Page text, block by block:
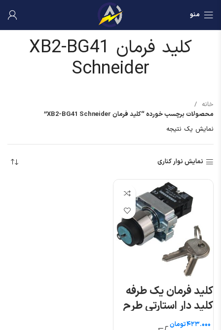
منو
کلید فرمان XB2-BG41
Schneider
خانه
محصولات برچسب خورده “کلید فرمان XB2-BG41 Schneider”
نمایش یک نتیجه
نمایش نوار کناری
کلید فرمان یک طرفه
کلید دار استارتی طرح
تله مدلXB2-BG61تومان